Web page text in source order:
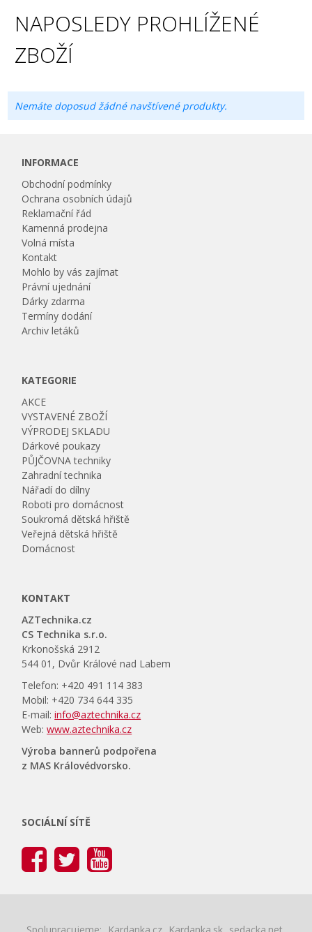
NAPOSLEDY PROHLÍŽENÉ
ZBOŽÍ
Nemáte doposud žádné navštívené produkty.
INFORMACE
Obchodní podmínky
Ochrana osobních údajů
Reklamační řád
Kamenná prodejna
Volná místa
Kontakt
Mohlo by vás zajímat
Právní ujednání
Dárky zdarma
Termíny dodání
Archiv letáků
KATEGORIE
AKCE
VYSTAVENÉ ZBOŽÍ
VÝPRODEJ SKLADU
Dárkové poukazy
PŮJČOVNA techniky
Zahradní technika
Nářadí do dílny
Roboti pro domácnost
Soukromá dětská hřiště
Veřejná dětská hřiště
Domácnost
KONTAKT
AZTechnika.cz
CS Technika s.r.o.
Krkonošská 2912
544 01, Dvůr Králové nad Labem
Telefon: +420 491 114 383
Mobil: +420 734 644 335
E-mail:info@aztechnika.cz
Web:www.aztechnika.cz
Výroba bannerů podpořena
z MAS Královédvorsko.
SOCIÁLNÍ SÍTĚ